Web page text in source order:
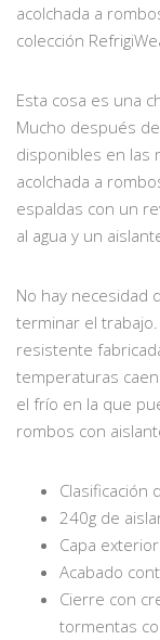
acolchada a
colección
Esta cosa es una
Mucho después
disponibles en las
acolchada a
espaldas con un
al agua y un
No hay necesidad
terminar el
resistente
temperaturas
el frío en la que
rombos con
Clasificación
240g de
Capa
Acabado
Cierre con
tormentas